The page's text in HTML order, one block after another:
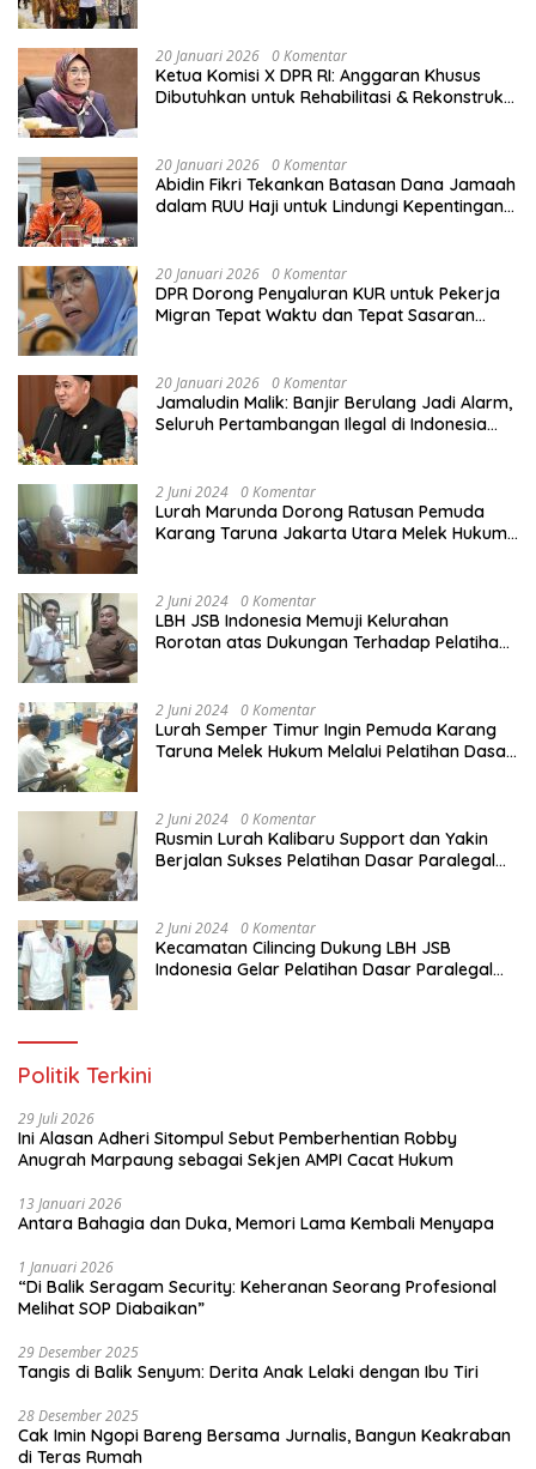
20 Januari 2026 0 Komentar
Ketua Komisi X DPR RI: Anggaran Khusus
Dibutuhkan untuk Rehabilitasi & Rekonstruksi
20 Januari 2026 0 Komentar
Abidin Fikri Tekankan Batasan Dana Jamaah
dalam RUU Haji untuk Lindungi Kepentingan
20 Januari 2026 0 Komentar
DPR Dorong Penyaluran KUR untuk Pekerja
Migran Tepat Waktu dan Tepat Sasaran
20 Januari 2026 0 Komentar
Jamaludin Malik: Banjir Berulang Jadi Alarm,
Seluruh Pertambangan Ilegal di Indonesia
2 Juni 2024 0 Komentar
Lurah Marunda Dorong Ratusan Pemuda
Karang Taruna Jakarta Utara Melek Hukum
2 Juni 2024 0 Komentar
LBH JSB Indonesia Memuji Kelurahan
Rorotan atas Dukungan Terhadap Pelatihan
2 Juni 2024 0 Komentar
Lurah Semper Timur Ingin Pemuda Karang
Taruna Melek Hukum Melalui Pelatihan Dasar
2 Juni 2024 0 Komentar
Rusmin Lurah Kalibaru Support dan Yakin
Berjalan Sukses Pelatihan Dasar Paralegal
2 Juni 2024 0 Komentar
Kecamatan Cilincing Dukung LBH JSB
Indonesia Gelar Pelatihan Dasar Paralegal
Politik Terkini
29 Juli 2026
Ini Alasan Adheri Sitompul Sebut Pemberhentian Robby
Anugrah Marpaung sebagai Sekjen AMPI Cacat Hukum
13 Januari 2026
Antara Bahagia dan Duka, Memori Lama Kembali Menyapa
1 Januari 2026
“Di Balik Seragam Security: Keheranan Seorang Profesional
Melihat SOP Diabaikan”
29 Desember 2025
Tangis di Balik Senyum: Derita Anak Lelaki dengan Ibu Tiri
28 Desember 2025
Cak Imin Ngopi Bareng Bersama Jurnalis, Bangun Keakraban
di Teras Rumah